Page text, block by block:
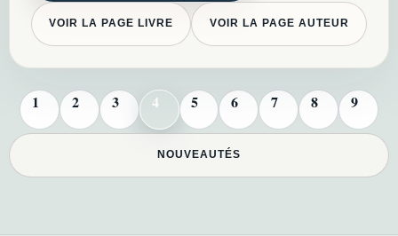
VOIR LA PAGE LIVRE VOIR LA PAGE AUTEUR
1 2 3 4 5 6 7 8 9
NOUVEAUTÉS